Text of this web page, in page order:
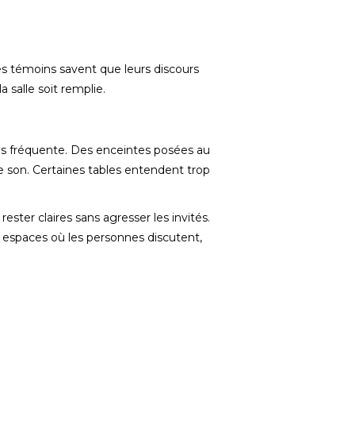
témoins savent que leurs discours
salle soit remplie.
fréquente. Des enceintes posées au
son. Certaines tables entendent trop
claires sans agresser les invités.
où les personnes discutent,